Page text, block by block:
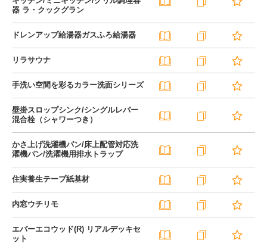
器 ラ・クックグラン
ドレンアップ給湯器ガスふろ給湯器
リラサウナ
手洗い空間を彩るカラー洗面シリーズ
壁掛スロップシンク/シングルレバー
混合栓（シャワーつき）
かさ上げ洗濯機パン/床上配管対応洗
濯機パン/洗濯機用排水トラップ
住実養生テープ紙基材
内窓ウチリモ
エバーエコウッド(R) リアルデッキセ
ット